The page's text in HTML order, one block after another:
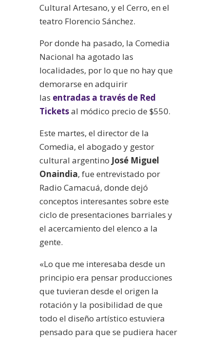
Cultural Artesano, y el Cerro, en el
teatro Florencio Sánchez.
Por donde ha pasado, la Comedia
Nacional ha agotado las
localidades, por lo que no hay que
demorarse en adquirir
las entradas a través de Red
Ticketsal módico precio de $550.
Este martes, el director de la
Comedia, el abogado y gestor
cultural argentino José Miguel
Onaindia, fue entrevistado por
Radio Camacuá, donde dejó
conceptos interesantes sobre este
ciclo de presentaciones barriales y
el acercamiento del elenco a la
gente.
«Lo que me interesaba desde un
principio era pensar producciones
que tuvieran desde el origen la
rotación y la posibilidad de que
todo el diseño artístico estuviera
pensado para que se pudiera hacer